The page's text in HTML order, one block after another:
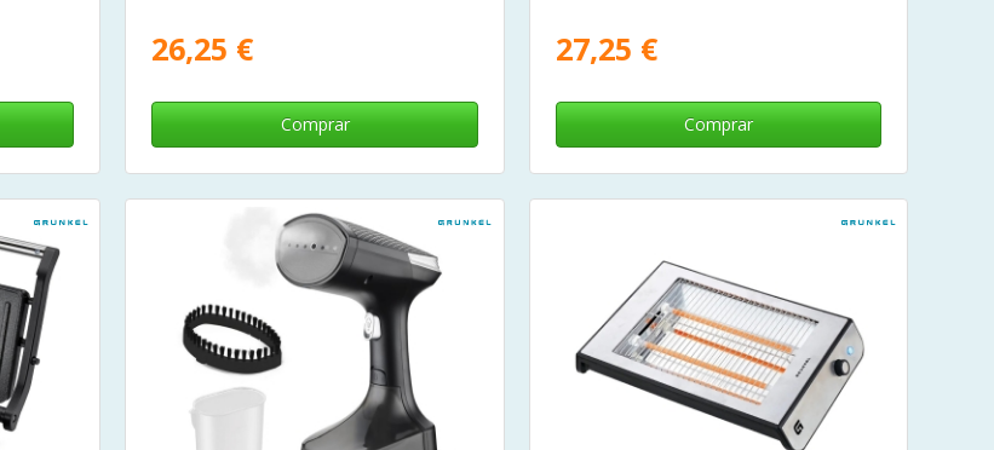
26,25 €
Comprar
27,25 €
Comprar